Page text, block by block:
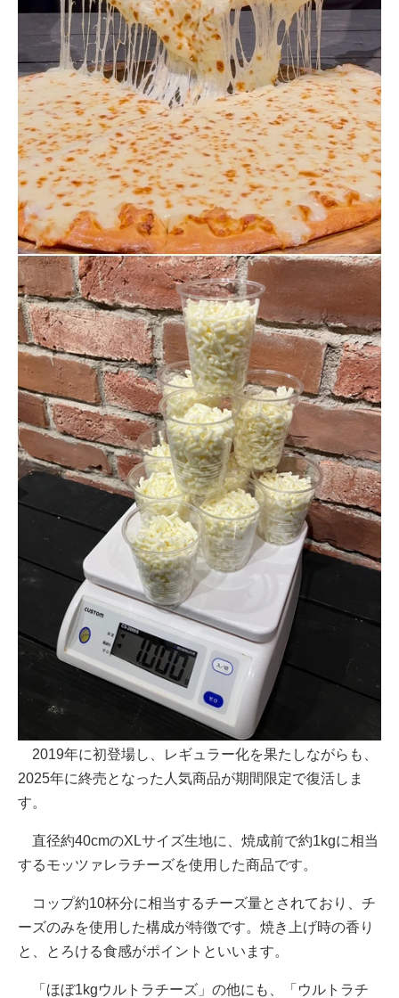
2019年に初登場し、レギュラー化を果たしながらも、
2025年に終売となった人気商品が期間限定で復活しま
す。
直径約40cmのXLサイズ生地に、焼成前で約1kgに相当
するモッツァレラチーズを使用した商品です。
コップ約10杯分に相当するチーズ量とされており、チ
ーズのみを使用した構成が特徴です。焼き上げ時の香り
と、とろける食感がポイントといいます。
「ほぼ1kgウルトラチーズ」の他にも、「ウルトラチ